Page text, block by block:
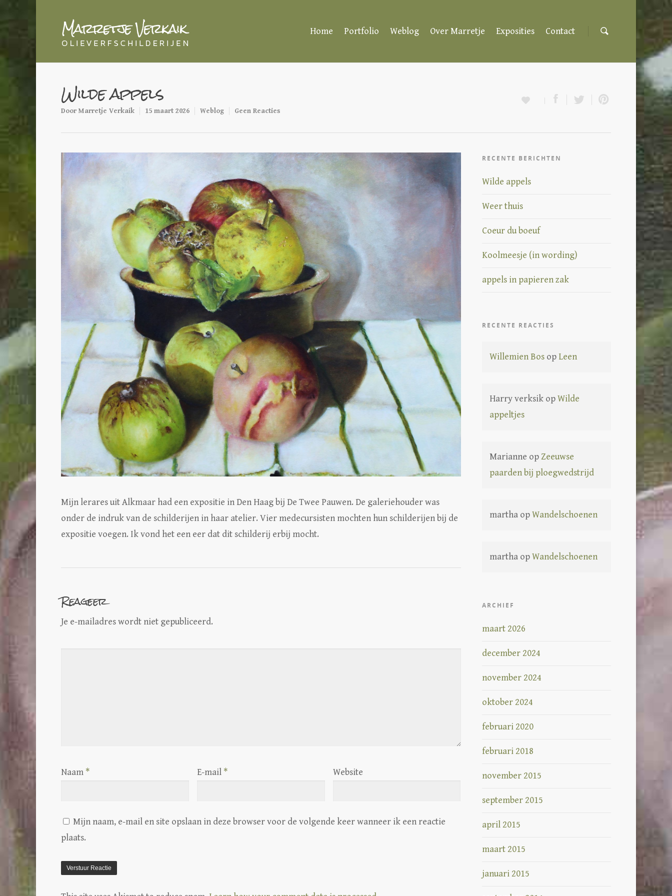
Home Portfolio Weblog Over Marretje Exposities Contact
Wilde appels
Door Marretje Verkaik 15 maart 2026 Weblog Geen Reacties
Mijn lerares uit Alkmaar had een expositie in Den Haag bij De Twee Pauwen. De galeriehouder was
onder de indruk van de schilderijen in haar atelier. Vier medecursisten mochten hun schilderijen bij de
expositie voegen. Ik vond het een eer dat dit schilderij erbij mocht.
Reageer
Je e-mailadres wordt niet gepubliceerd.
Naam * E-mail * Website
Mijn naam, e-mail en site opslaan in deze browser voor de volgende keer wanneer ik een reactie
plaats.
RECENTE BERICHTEN
Wilde appels
Weer thuis
Coeur du boeuf
Koolmeesje (in wording)
appels in papieren zak
RECENTE REACTIES
Willemien BosopLeen
Harry verksikopWilde
appeltjes
Marianne opZeeuwse
paarden bij ploegwedstrijd
marthaopWandelschoenen
marthaopWandelschoenen
ARCHIEF
maart 2026
december 2024
november 2024
oktober 2024
februari 2020
februari 2018
november 2015
september 2015
april 2015
maart 2015
januari 2015